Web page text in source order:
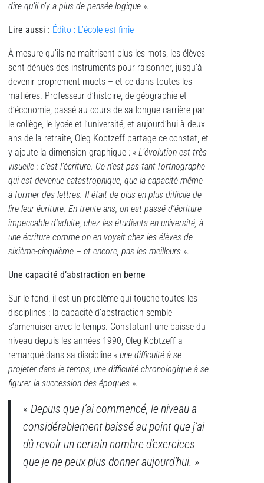
dire qu’il n’y a plus de pensée logique ».
Lire aussi : Édito : L’école est finie
À mesure qu’ils ne maîtrisent plus les mots, les élèves
sont dénués des instruments pour raisonner, jusqu’à
devenir proprement muets – et ce dans toutes les
matières. Professeur d’histoire, de géographie et
d’économie, passé au cours de sa longue carrière par
le collège, le lycée et l’université, et aujourd’hui à deux
ans de la retraite, Oleg Kobtzeff partage ce constat, et
y ajoute la dimension graphique : « L’évolution est très
visuelle : c’est l’écriture. Ce n’est pas tant l’orthographe
qui est devenue catastrophique, que la capacité même
à former des lettres. Il était de plus en plus difficile de
lire leur écriture. En trente ans, on est passé d’écriture
impeccable d’adulte, chez les étudiants en université, à
une écriture comme on en voyait chez les élèves de
sixième-cinquième – et encore, pas les meilleurs ».
Une capacité d’abstraction en berne
Sur le fond, il est un problème qui touche toutes les
disciplines : la capacité d’abstraction semble
s’amenuiser avec le temps. Constatant une baisse du
niveau depuis les années 1990, Oleg Kobtzeff a
remarqué dans sa discipline « une difficulté à se
projeter dans le temps, une difficulté chronologique à se
figurer la succession des époques ».
« Depuis que j’ai commencé, le niveau a
considérablement baissé au point que j’ai
dû revoir un certain nombre d’exercices
que je ne peux plus donner aujourd’hui. »